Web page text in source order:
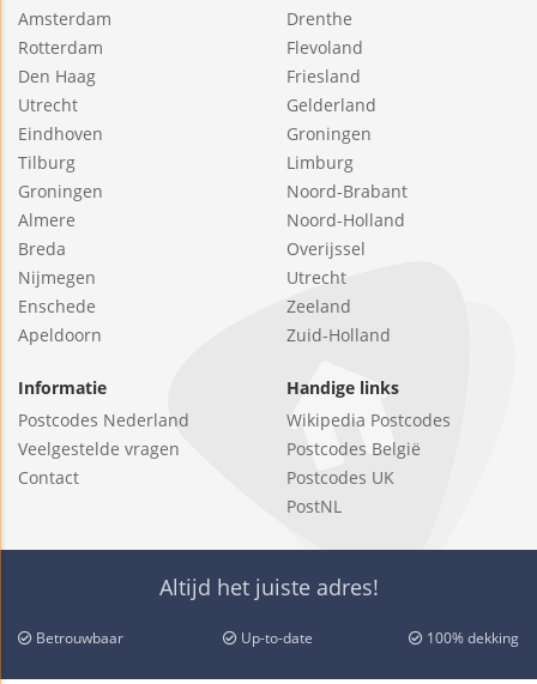
Amsterdam
Rotterdam
Den Haag
Utrecht
Eindhoven
Tilburg
Groningen
Almere
Breda
Nijmegen
Enschede
Apeldoorn
Drenthe
Flevoland
Friesland
Gelderland
Groningen
Limburg
Noord-Brabant
Noord-Holland
Overijssel
Utrecht
Zeeland
Zuid-Holland
Informatie
Postcodes Nederland
Veelgestelde vragen
Contact
Handige links
Wikipedia Postcodes
Postcodes België
Postcodes UK
PostNL
Altijd het juiste adres!
Betrouwbaar Up-to-date 100% dekking